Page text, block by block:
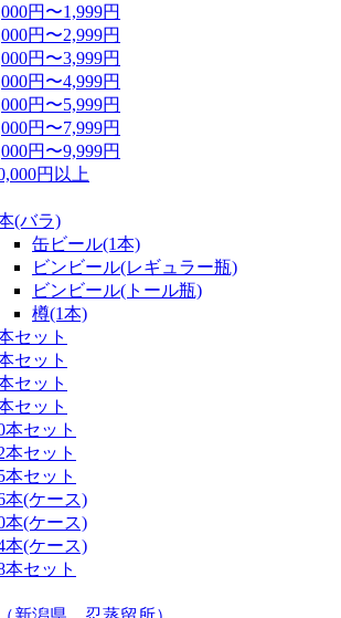
円〜1,999円
円〜2,999円
円〜3,999円
円〜4,999円
円〜5,999円
円〜7,999円
円〜9,999円
円以上
(バラ)
缶ビール(1本)
ビンビール(レギュラー瓶)
ビンビール(トール瓶)
樽(1本)
セット
セット
セット
セット
本セット
本セット
本セット
本(ケース)
本(ケース)
本(ケース)
本セット